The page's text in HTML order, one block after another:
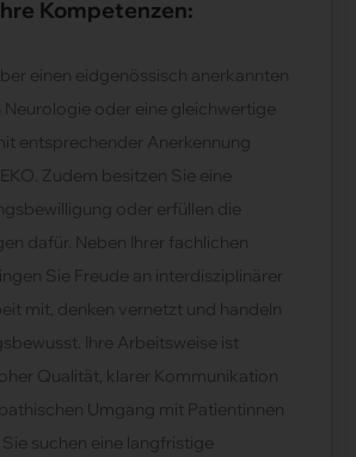
Kompetenzen:
einen eidgenössisch anerkannten
Neurologie oder eine gleichwertige
entsprechender Anerkennung
Zudem besitzen Sie eine
oder erfüllen die
dafür. Neben Ihrer fachlichen
Sie Freude an interdisziplinärer
mit, denken vernetzt und handeln
Ihre Arbeitsweise ist
Qualität, klarer Kommunikation
Umgang mit Patientinnen
suchen eine langfristige